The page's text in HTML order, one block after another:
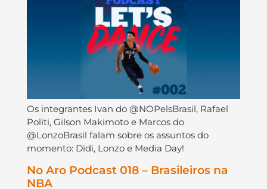
Os integrantes Ivan do @NOPelsBrasil, Rafael
Politi, Gilson Makimoto e Marcos do
@LonzoBrasil falam sobre os assuntos do
momento: Didi, Lonzo e Media Day!
No Aro Podcast 018 – Brasileiros na
NBA